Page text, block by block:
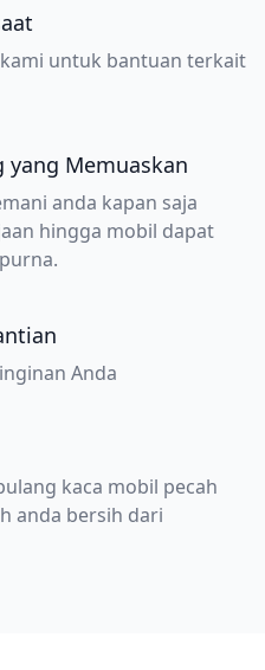
untuk bantuan terkait
yang Memuaskan
anda kapan saja
hingga mobil dapat
Anda
kaca mobil pecah
anda bersih dari